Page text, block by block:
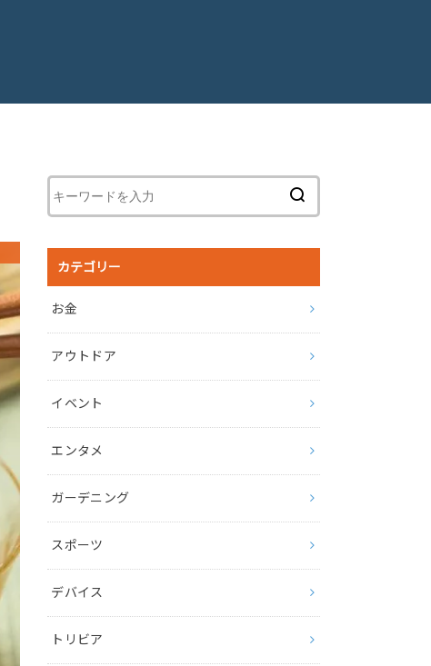
カテゴリー
お金
アウトドア
イベント
エンタメ
ガーデニング
スポーツ
デバイス
トリビア